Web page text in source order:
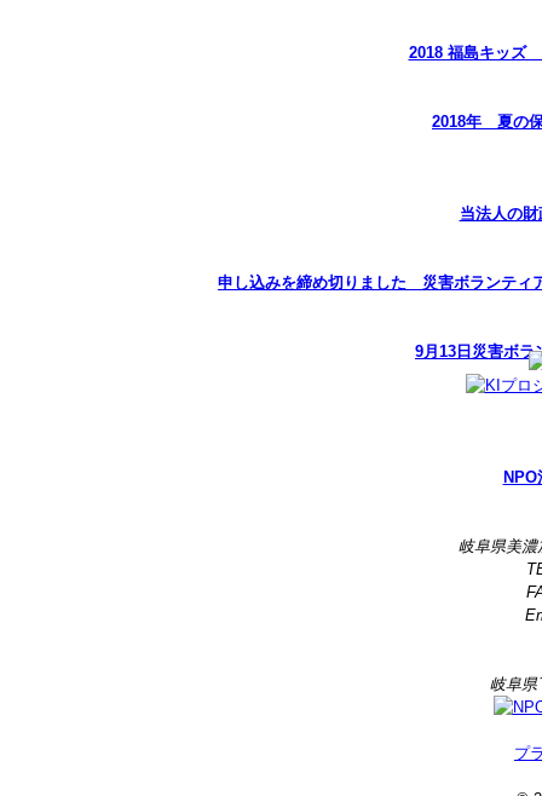
2018 福島キッズ
2018年 夏の
当法人の
申し込みを締め切りました 災害ボランテ
9月13日災害ボラ
岐阜県美濃
岐阜県
プ